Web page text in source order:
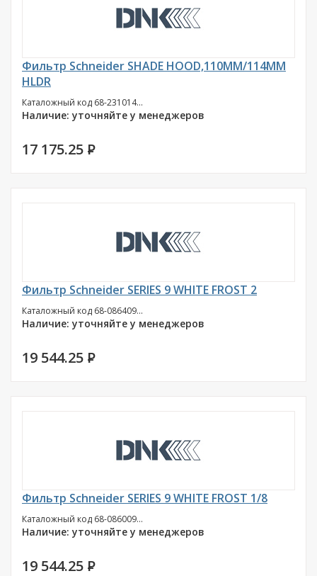
Фильтр Schneider SHADE HOOD,110MM/114MM
HLDR
Каталожный код 68-231014...
Наличие: уточняйте у менеджеров
17 175.25 P
Фильтр Schneider SERIES 9 WHITE FROST 2
Каталожный код 68-086409...
Наличие: уточняйте у менеджеров
19 544.25 P
Фильтр Schneider SERIES 9 WHITE FROST 1/8
Каталожный код 68-086009...
Наличие: уточняйте у менеджеров
19 544.25 P